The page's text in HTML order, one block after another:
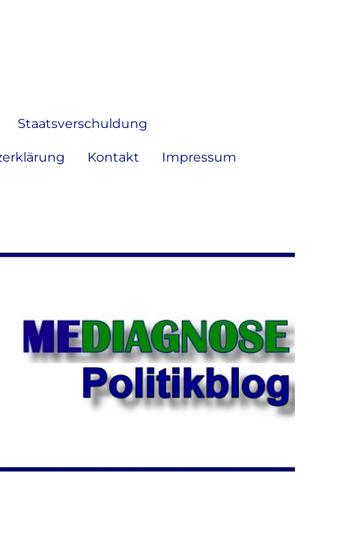
Staatsverschuldung
Kontakt Impressum